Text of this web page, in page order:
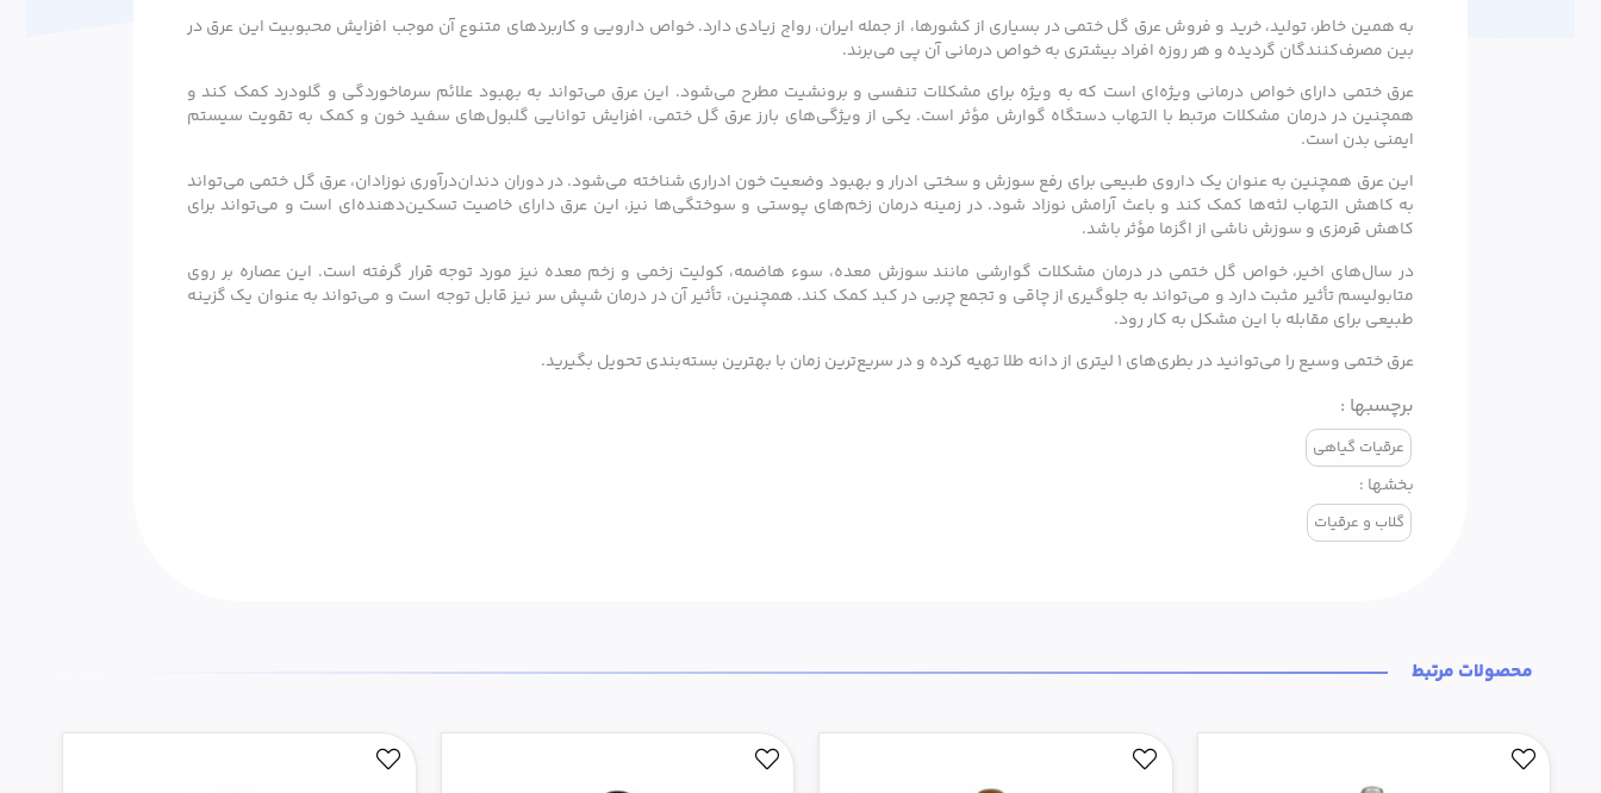
به همین خاطر، تولید، خرید و فروش عرق گل ختمی در بسیاری از کشورها، از جمله ایران، رواج زیادی دارد. خواص دارویی و کاربردهای متنوع آن موجب افزایش محبوبیت این عرق در
بین مصرف‌کنندگان گردیده و هر روزه افراد بیشتری به خواص درمانی آن پی می‌برند.
عرق ختمی دارای خواص درمانی ویژه‌ای است که به ویژه برای مشکلات تنفسی و برونشیت مطرح می‌شود. این عرق می‌تواند به بهبود علائم سرماخوردگی و گلودرد کمک کند و
همچنین در درمان مشکلات مرتبط با التهاب دستگاه گوارش مؤثر است. یکی از ویژگی‌های بارز عرق گل ختمی، افزایش توانایی گلبول‌های سفید خون و کمک به تقویت سیستم
ایمنی بدن است.
این عرق همچنین به عنوان یک داروی طبیعی برای رفع سوزش و سختی ادرار و بهبود وضعیت خون ادراری شناخته می‌شود. در دوران دندان‌درآوری نوزادان، عرق گل ختمی می‌تواند
به کاهش التهاب لثه‌ها کمک کند و باعث آرامش نوزاد شود. در زمینه درمان زخم‌های پوستی و سوختگی‌ها نیز، این عرق دارای خاصیت تسکین‌دهنده‌ای است و می‌تواند برای
کاهش قرمزی و سوزش ناشی از اگزما مؤثر باشد.
در سال‌های اخیر، خواص گل ختمی در درمان مشکلات گوارشی مانند سوزش معده، سوء هاضمه، کولیت زخمی و زخم معده نیز مورد توجه قرار گرفته است. این عصاره بر روی
متابولیسم تأثیر مثبت دارد و می‌تواند به جلوگیری از چاقی و تجمع چربی در کبد کمک کند. همچنین، تأثیر آن در درمان شپش سر نیز قابل توجه است و می‌تواند به عنوان یک گزینه
طبیعی برای مقابله با این مشکل به کار رود.
عرق ختمی وسیع را می‌توانید در بطری‌های 1 لیتری از دانه طلا تهیه کرده و در سریع‌ترین زمان با بهترین بسته‌بندی تحویل بگیرید.
برچسبها :
عرقیات گیاهی
بخشها :
گلاب و عرقیات
محصولات مرتبط